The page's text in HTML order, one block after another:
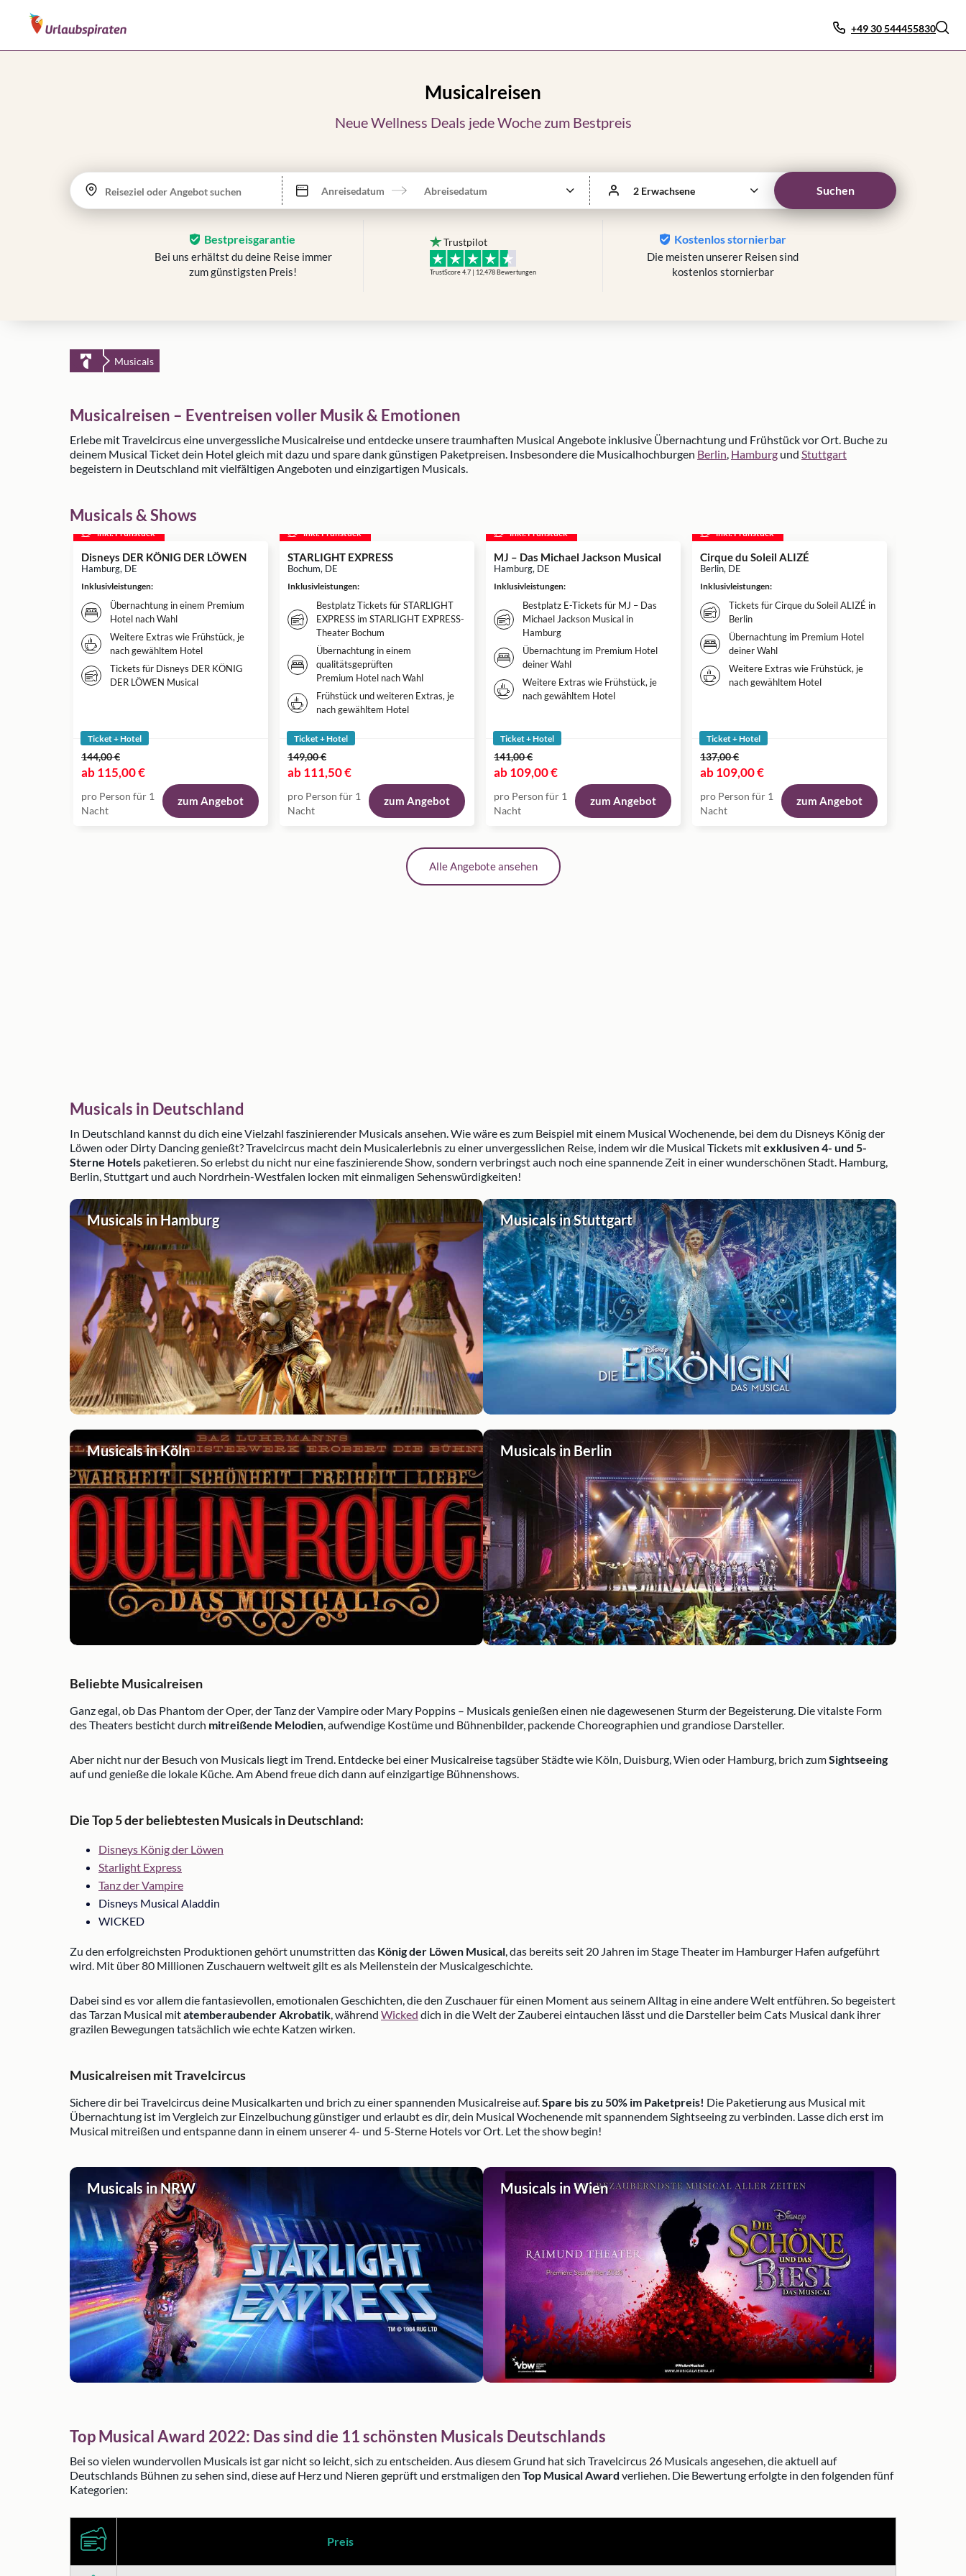
+49 30 544455830
Musicalreisen
Neue Wellness Deals jede Woche zum Bestpreis
Reiseziel oder Angebot suchen Anreisedatum Abreisedatum 2 Erwachsene Suchen
Bestpreisgarantie
Bei uns erhältst du deine Reise immer
zum günstigsten Preis!
Trustpilot
TrustScore 4.7 | 12,478Bewertungen
Kostenlos stornierbar
Die meisten unserer Reisen sind
kostenlos stornierbar
Musicals
Musicalreisen – Eventreisen voller Musik & Emotionen
Erlebe mit Travelcircus eine unvergessliche Musicalreise und entdecke unsere traumhaften Musical Angebote inklusive Übernachtung und Frühstück vor Ort. Buche zu
deinem Musical Ticket dein Hotel gleich mit dazu und spare dank günstigen Paketpreisen. Insbesondere die Musicalhochburgen Berlin, Hamburg und Stuttgart
begeistern in Deutschland mit vielfältigen Angeboten und einzigartigen Musicals.
Musicals & Shows
inkl. Frühstück
Disneys DER KÖNIG DER LÖWEN
Hamburg, DE
Inklusivleistungen:
Übernachtung in einem Premium
Hotel nach Wahl
Weitere Extras wie Frühstück, je
nach gewähltem Hotel
Tickets für Disneys DER KÖNIG
DER LÖWEN Musical
Ticket + Hotel
144,00 €
ab115,00 €
pro Person für 1
Nacht
zum Angebot
inkl. Frühstück
STARLIGHT EXPRESS
Bochum, DE
Inklusivleistungen:
Bestplatz Tickets für STARLIGHT
EXPRESS im STARLIGHT EXPRESS-
Theater Bochum
Übernachtung in einem
qualitätsgeprüften
Premium Hotel nach Wahl
Frühstück und weiteren Extras, je
nach gewähltem Hotel
Ticket + Hotel
149,00 €
ab111,50 €
pro Person für 1
Nacht
zum Angebot
inkl. Frühstück
MJ – Das Michael Jackson Musical
Hamburg, DE
Inklusivleistungen:
Bestplatz E-Tickets für MJ – Das
Michael Jackson Musical in
Hamburg
Übernachtung im Premium Hotel
deiner Wahl
Weitere Extras wie Frühstück, je
nach gewähltem Hotel
Ticket + Hotel
141,00 €
ab109,00 €
pro Person für 1
Nacht
zum Angebot
inkl. Frühstück
Cirque du Soleil ALIZÉ
Berlin, DE
Inklusivleistungen:
Tickets für Cirque du Soleil ALIZÉ in
Berlin
Übernachtung im Premium Hotel
deiner Wahl
Weitere Extras wie Frühstück, je
nach gewähltem Hotel
Ticket + Hotel
137,00 €
ab109,00 €
pro Person für 1
Nacht
zum Angebot
Alle Angebote ansehen
Musicals in Deutschland
In Deutschland kannst du dich eine Vielzahl faszinierender Musicals ansehen. Wie wäre es zum Beispiel mit einem Musical Wochenende, bei dem du Disneys König der
Löwen oder Dirty Dancing genießt? Travelcircus macht dein Musicalerlebnis zu einer unvergesslichen Reise, indem wir die Musical Tickets mitexklusiven 4- und 5-
Sterne Hotels paketieren. So erlebst du nicht nur eine faszinierende Show, sondern verbringst auch noch eine spannende Zeit in einer wunderschönen Stadt. Hamburg,
Berlin, Stuttgart und auch Nordrhein-Westfalen locken mit einmaligen Sehenswürdigkeiten!
Musicals in Hamburg Musicals in Stuttgart
Musicals in Köln Musicals in Berlin
Beliebte Musicalreisen
Ganz egal, ob Das Phantom der Oper, der Tanz der Vampire oder Mary Poppins – Musicals genießen einen nie dagewesenen Sturm der Begeisterung. Die vitalste Form
des Theaters besticht durch mitreißende Melodien, aufwendige Kostüme und Bühnenbilder, packende Choreographien und grandiose Darsteller.
Aber nicht nur der Besuch von Musicals liegt im Trend. Entdecke bei einer Musicalreise tagsüber Städte wie Köln, Duisburg, Wien oder Hamburg, brich zumSightseeing
auf und genieße die lokale Küche. Am Abend freue dich dann auf einzigartige Bühnenshows.
Die Top 5 der beliebtesten Musicals in Deutschland:
Disneys König der Löwen
Starlight Express
Tanz der Vampire
Disneys Musical Aladdin
WICKED
Zu den erfolgreichsten Produktionen gehört unumstritten das König der Löwen Musical, das bereits seit 20 Jahren im Stage Theater im Hamburger Hafen aufgeführt
wird. Mit über 80 Millionen Zuschauern weltweit gilt es als Meilenstein der Musicalgeschichte.
Dabei sind es vor allem die fantasievollen, emotionalen Geschichten, die den Zuschauer für einen Moment aus seinem Alltag in eine andere Welt entführen. So begeistert
das Tarzan Musical mitatemberaubender Akrobatik, während Wicked dich in die Welt der Zauberei eintauchen lässt und die Darsteller beim Cats Musical dank ihrer
grazilen Bewegungen tatsächlich wie echte Katzen wirken.
Musicalreisen mit Travelcircus
Sichere dir bei Travelcircus deine Musicalkarten und brich zu einer spannenden Musicalreise auf.Spare bis zu 50% im Paketpreis! Die Paketierung aus Musical mit
Übernachtung ist im Vergleich zur Einzelbuchung günstiger und erlaubt es dir, dein Musical Wochenende mit spannendem Sightseeing zu verbinden. Lasse dich erst im
Musical mitreißen und entspanne dann in einem unserer 4- und 5-Sterne Hotels vor Ort. Let the show begin!
Musicals in NRW Musicals in Wien
Top Musical Award 2022: Das sind die 11 schönsten Musicals Deutschlands
Bei so vielen wundervollen Musicals ist gar nicht so leicht, sich zu entscheiden. Aus diesem Grund hat sich Travelcircus 26 Musicals angesehen, die aktuell auf
Deutschlands Bühnen zu sehen sind, diese auf Herz und Nieren geprüft und erstmaligen den Top Musical Award verliehen. Die Bewertung erfolgte in den folgenden fünf
Kategorien:
Preis